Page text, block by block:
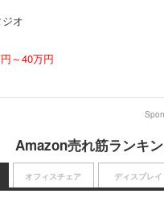
オ
～40万円
Amazon売れ筋ランキ
オフィスチェア ディスプレイ